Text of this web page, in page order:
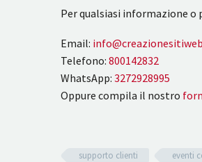
Per qualsiasi informazione
Email:
Telefono: 800142832
WhatsApp: 3272928995
Oppure compila il nostro
supporto clienti eventi